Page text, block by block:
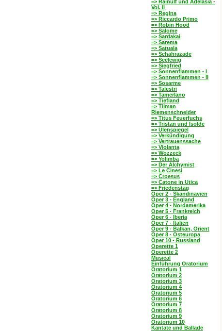
=> Rainulf und Adelasia -
Vol. II
=> Regina
=> Riccardo Primo
=> Robin Hood
=> Salome
=> Sardakai
=> Sarema
=> Satuala
=> Schahrazade
=> Seelewig
=> Siegfried
=> Sonnenflammen - I
=> Sonnenflammen - II
=> Sosarme
=> Talestri
=> Tamerlano
=> Tiefland
=> Tilman
Riemenschneider
=> Titus Feuerfuchs
=> Tristan und Isolde
=> Ulenspiegel
=> Verkündigung
=> Vertrauenssache
=> Violanta
=> Wozzeck
=> Yolimba
=> Der Alchymist
=> Le Cinesi
=> Croesus
=> Catone in Utica
=> Friedenstag
Oper 2 - Skandinavien
Oper 3 - England
Oper 4 - Nordamerika
Oper 5 - Frankreich
Oper 6 - Iberia
Oper 7 - Italien
Oper 9 - Balkan, Orient
Oper 8 - Osteuropa
Oper 10 - Russland
Operette 1
Operette 2
Musical
Einführung Oratorium
Oratorium 1
Oratorium 2
Oratorium 3
Oratorium 4
Oratorium 5
Oratorium 6
Oratorium 7
Oratorium 8
Oratorium 9
Oratorium 10
Kantate und Ballade